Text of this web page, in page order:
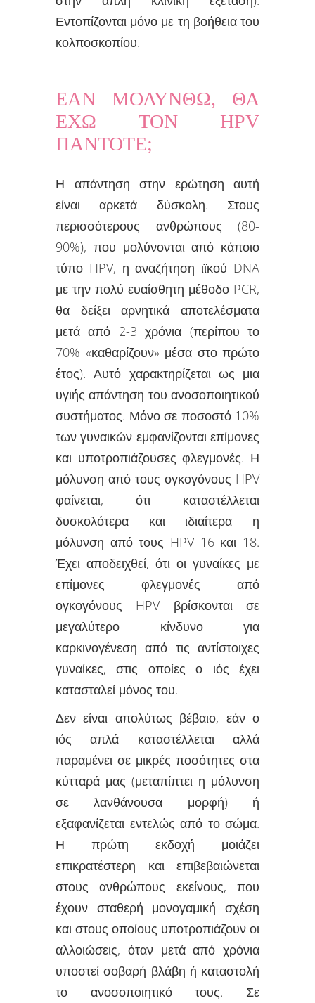
Εντοπίζονται μόνο με τη βοήθεια του
κολποσκοπίου.
ΕΑΝ ΜΟΛΥΝΘΩ, ΘΑ
ΕΧΩ ΤΟΝ HPV
ΠΑΝΤΟΤΕ;
Η απάντηση στην ερώτηση αυτή
είναι αρκετά δύσκολη. Στους
περισσότερους ανθρώπους (80-
90%), που μολύνονται από κάποιο
τύπο HPV, η αναζήτηση ιϊκού DNA
με την πολύ ευαίσθητη μέθοδο PCR,
θα δείξει αρνητικά αποτελέσματα
μετά από 2-3 χρόνια (περίπου το
70% «καθαρίζουν» μέσα στο πρώτο
έτος). Αυτό χαρακτηρίζεται ως μια
υγιής απάντηση του ανοσοποιητικού
συστήματος. Μόνο σε ποσοστό 10%
των γυναικών εμφανίζονται επίμονες
και υποτροπιάζουσες φλεγμονές. Η
μόλυνση από τους ογκογόνους HPV
φαίνεται, ότι καταστέλλεται
δυσκολότερα και ιδιαίτερα η
μόλυνση από τους HPV 16 και 18.
Έχει αποδειχθεί, ότι οι γυναίκες με
επίμονες φλεγμονές από
ογκογόνους HPV βρίσκονται σε
μεγαλύτερο κίνδυνο για
καρκινογένεση από τις αντίστοιχες
γυναίκες, στις οποίες ο ιός έχει
κατασταλεί μόνος του.
Δεν είναι απολύτως βέβαιο, εάν ο
ιός απλά καταστέλλεται αλλά
παραμένει σε μικρές ποσότητες στα
κύτταρά μας (μεταπίπτει η μόλυνση
σε λανθάνουσα μορφή) ή
εξαφανίζεται εντελώς από το σώμα.
Η πρώτη εκδοχή μοιάζει
επικρατέστερη και επιβεβαιώνεται
στους ανθρώπους εκείνους, που
έχουν σταθερή μονογαμική σχέση
και στους οποίους υποτροπιάζουν οι
αλλοιώσεις, όταν μετά από χρόνια
υποστεί σοβαρή βλάβη ή καταστολή
το ανοσοποιητικό τους. Σε